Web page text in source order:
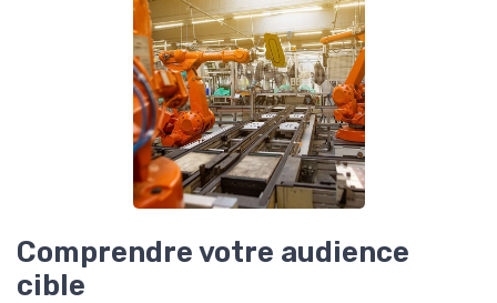
Comprendre votre audience
cible